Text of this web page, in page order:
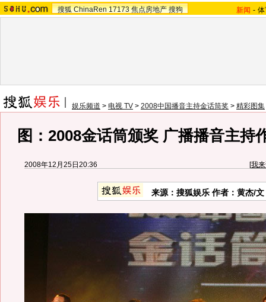
搜狐 ChinaRen 17173 焦点房地产 搜狗 新闻 -
娱乐频道 > 电视 TV > 2008中国播音主持金话筒奖 > 精彩图集
图：2008金话筒颁奖 广播播音主持
2008年12月25日20:36 [我
来源：搜狐娱乐 作者：黄杰/